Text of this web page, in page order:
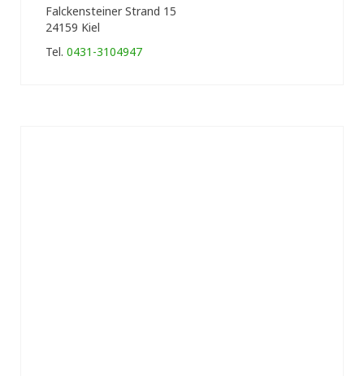
Falckensteiner Strand 15
24159 Kiel
Tel. 0431-3104947